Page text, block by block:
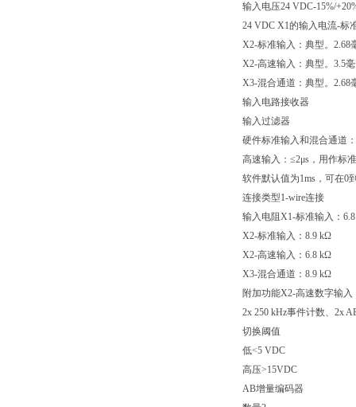
输入电压24 VDC-15%/
24 VDC X1的输入电流-标
X2-标准输入：典型。2.68
X2-高速输入：典型。3.5
X3-混合通道：典型。2.68
输入电路接收器
输入过滤器
硬件标准输入和混合通道
高速输入：≤2μs，用作标
软件默认值为1ms，可在0
连接类型1-wire连接
输入电阻X1-标准输入：
X2-标准输入：8.9 kΩ
X2-高速输入：6.8 kΩ
X3-混合通道：8.9 kΩ
附加功能X2-高速数字输入
2x 250 kHz事件计数、2x
切换阈值
低<5 VDC
高压>15VDC
AB增量编码器